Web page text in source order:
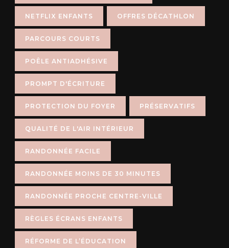
NETFLIX ENFANTS OFFRES DÉCATHLON
PARCOURS COURTS
POÊLE ANTIADHÉSIVE
PROMPT D'ÉCRITURE
PROTECTION DU FOYER PRÉSERVATIFS
QUALITÉ DE L'AIR INTÉRIEUR
RANDONNÉE FACILE
RANDONNÉE MOINS DE 30 MINUTES
RANDONNÉE PROCHE CENTRE-VILLE
RÈGLES ÉCRANS ENFANTS
RÉFORME DE L’ÉDUCATION